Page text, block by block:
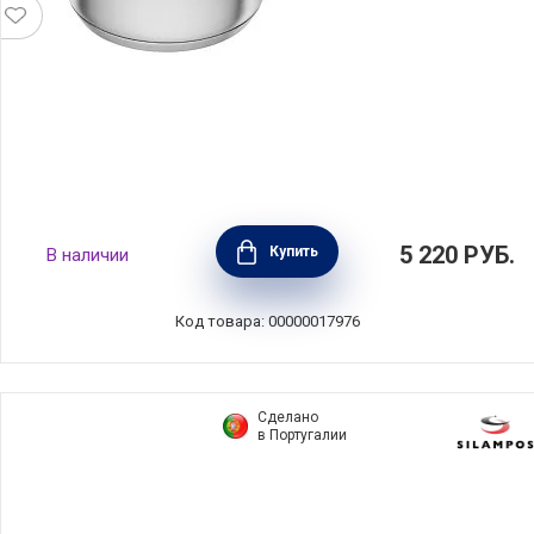
Мини ковшик Pico 750 мл диаметр 12 см,
материал нержавеющая сталь 18/10,
Zwilling, Германия, 66655-120
В наличии Купить 5 220 РУБ.
Код товара: 00000017976
Сделано
в Португалии